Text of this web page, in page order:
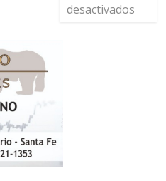
desactivados